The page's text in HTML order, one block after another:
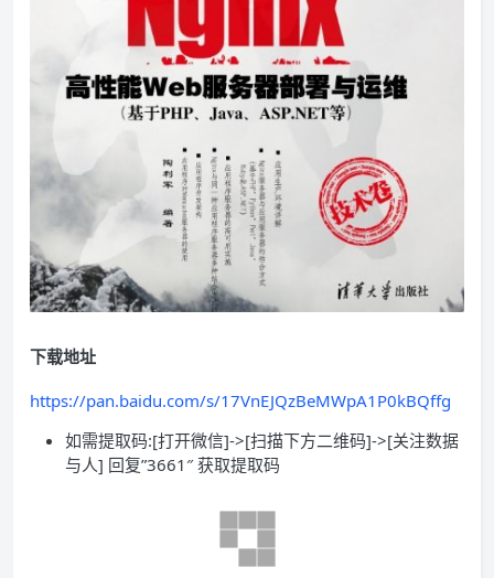
下载地址
https://pan.baidu.com/s/17VnEJQzBeMWpA1P0kBQffg
如需提取码:[打开微信]->[扫描下方二维码]->[关注数据
与人] 回复”3661″ 获取提取码